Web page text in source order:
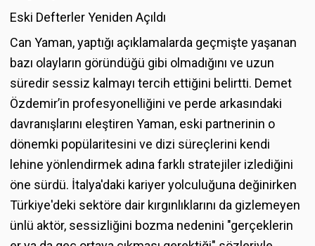
Eski Defterler Yeniden Açıldı
Can Yaman, yaptığı açıklamalarda geçmişte yaşanan
bazı olayların göründüğü gibi olmadığını ve uzun
süredir sessiz kalmayı tercih ettiğini belirtti. Demet
Özdemir’in profesyonelliğini ve perde arkasındaki
davranışlarını eleştiren Yaman, eski partnerinin o
dönemki popülaritesini ve dizi süreçlerini kendi
lehine yönlendirmek adına farklı stratejiler izlediğini
öne sürdü. İtalya'daki kariyer yolculuğuna değinirken
Türkiye'deki sektöre dair kırgınlıklarını da gizlemeyen
ünlü aktör, sessizliğini bozma nedenini "gerçeklerin